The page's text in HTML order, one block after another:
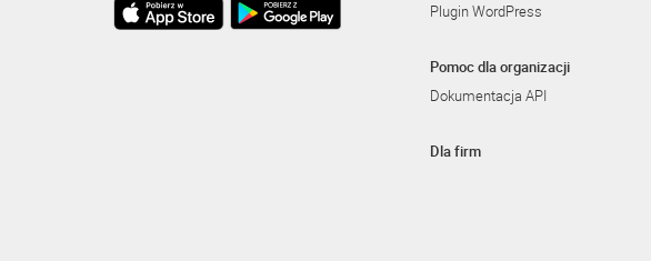
Plugin WordPress
Pomoc dla organizacji
Dokumentacja API
Dla firm